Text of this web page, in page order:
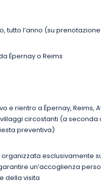
tutto l’anno (su
Épernay o Reims
e rientro a Épernay, Reims,
circostanti (a seconda
preventiva)
esclusivamente
un’accoglienza
della visita